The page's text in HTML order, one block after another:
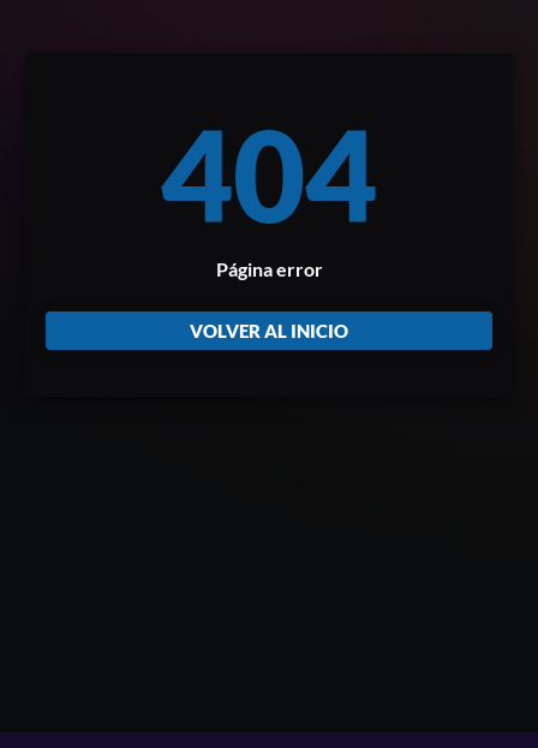
404
Página error
VOLVER AL INICIO